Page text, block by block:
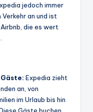
jedoch immer
an und ist
die es wert
Expedia zieht
an, von
im Urlaub bis hin
Gäste buchen